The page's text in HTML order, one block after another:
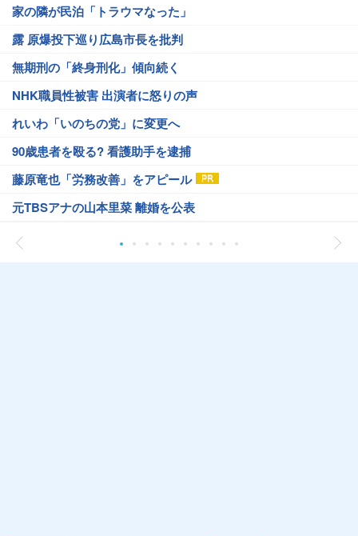
家の隣が民泊「トラウマなった」
露 原爆投下巡り広島市長を批判
無期刑の「終身刑化」傾向続く
NHK職員性被害 出演者に怒りの声
れいわ「いのちの党」に変更へ
90歳患者を殴る? 看護助手を逮捕
藤原竜也「労務改善」をアピール
元TBSアナの山本里菜 離婚を公表